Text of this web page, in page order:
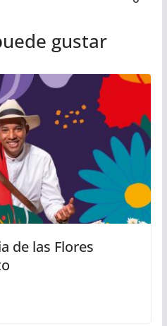
gustar
de las Flores